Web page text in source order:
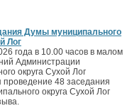
Думы муниципального
Лог
года в 10.00 часов в малом
Администрации
округа Сухой Лог
проведение 48 заседания
округа Сухой Лог